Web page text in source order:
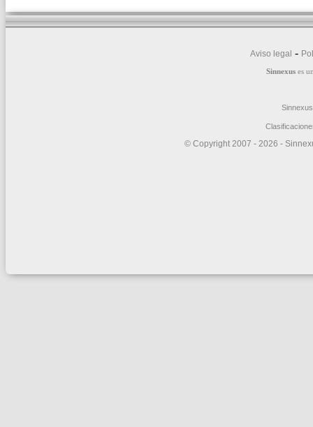
Aviso legal -
Sinnexuses
Sinnexus
© Copyright 2007 - 2026 -